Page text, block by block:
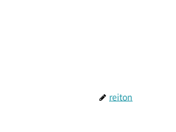
reiton